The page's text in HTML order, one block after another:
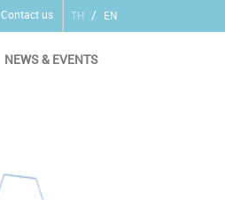
TH / EN
Contact us
NEWS & EVENTS